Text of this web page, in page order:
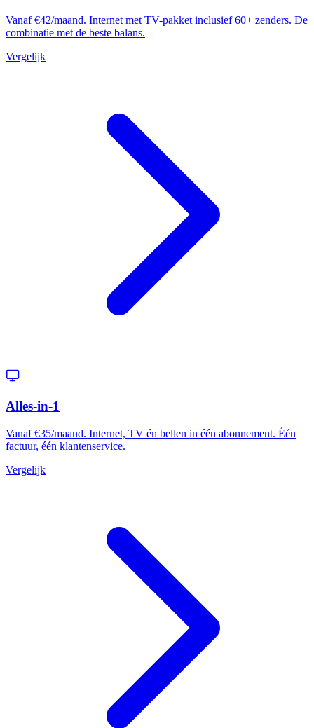
Vanaf €42/maand. Internet met TV-pakket inclusief 60+ zenders. De
combinatie met de beste balans.
Vergelijk
Alles-in-1
Vanaf €35/maand. Internet, TV én bellen in één abonnement. Één
factuur, één klantenservice.
Vergelijk